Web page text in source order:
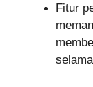
Fitur